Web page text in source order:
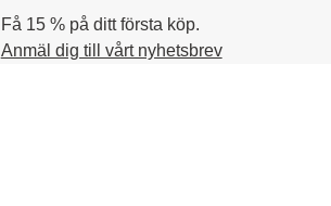
Få 15 % på ditt första köp.
Anmäl dig till vårt nyhetsbrev